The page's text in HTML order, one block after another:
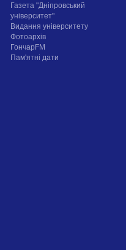
Газета "Дніпровський
університет"
Видання університету
Фотоархів
ГончарFM
Пам'ятні дати